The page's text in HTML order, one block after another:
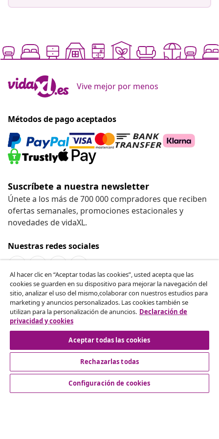
Vive mejor por menos
Métodos de pago aceptados
Suscríbete a nuestra newsletter
Únete a los más de 700 000 compradores que reciben
ofertas semanales, promociones estacionales y
novedades de vidaXL.
Nuestras redes sociales
Desistir del contrato
Solicita la cancelación de tu pedido.
Desistir del contrato
Servicio al Cliente
Al hacer clic en “Aceptar todas las cookies”, usted acepta que las
cookies se guarden en su dispositivo para mejorar la navegación del
sitio, analizar el uso del mismo,colaborar con nuestros estudios para
marketing y anuncios personalizados. Las cookies también se
utilizan para la personalización de anuncios. Declaración de
privacidad y cookies
Aceptar todas las cookies
Rechazarlas todas
Configuración de cookies